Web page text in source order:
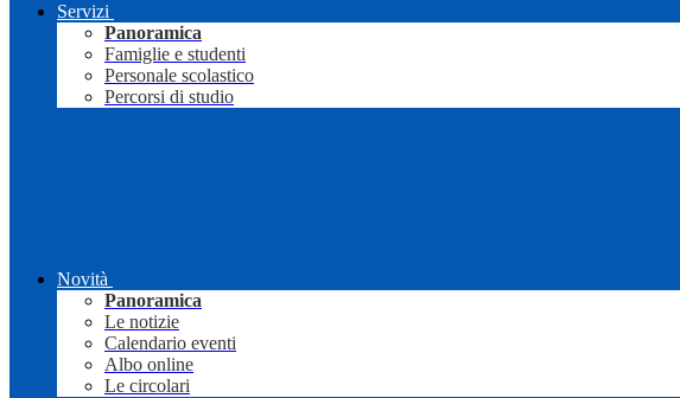
Servizi
Panoramica
Famiglie e studenti
Personale scolastico
Percorsi di studio
Novità
Panoramica
Le notizie
Calendario eventi
Albo online
Le circolari